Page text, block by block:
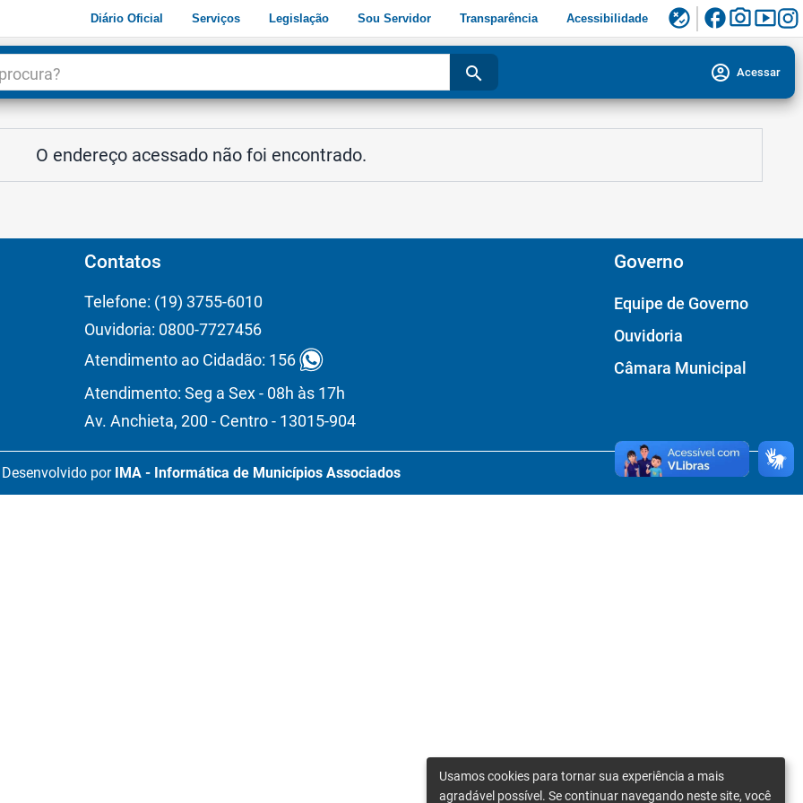
Diário Oficial Serviços Legislação Sou Servidor Transparência Acessibilidade flaky facebookphoto_camerasmart_display
search account_circle Acessar
O endereço acessado não foi encontrado.
Contatos
Telefone: (19) 3755-6010
Ouvidoria: 0800-7727456
Atendimento ao Cidadão: 156
Atendimento: Seg a Sex - 08h às 17h
Av. Anchieta, 200 - Centro - 13015-904
Governo
Equipe de Governo
Ouvidoria
Câmara Municipal
Desenvolvido por IMA - Informática de Municípios Associados
Usamos cookies para tornar sua experiência a mais
agradável possível. Se continuar navegando neste site, você